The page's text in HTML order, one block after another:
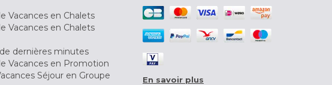
Vacances en Chalets
Vacances en Chalets
dernières minutes
Vacances en Promotion
Séjour en Groupe
En savoir plus